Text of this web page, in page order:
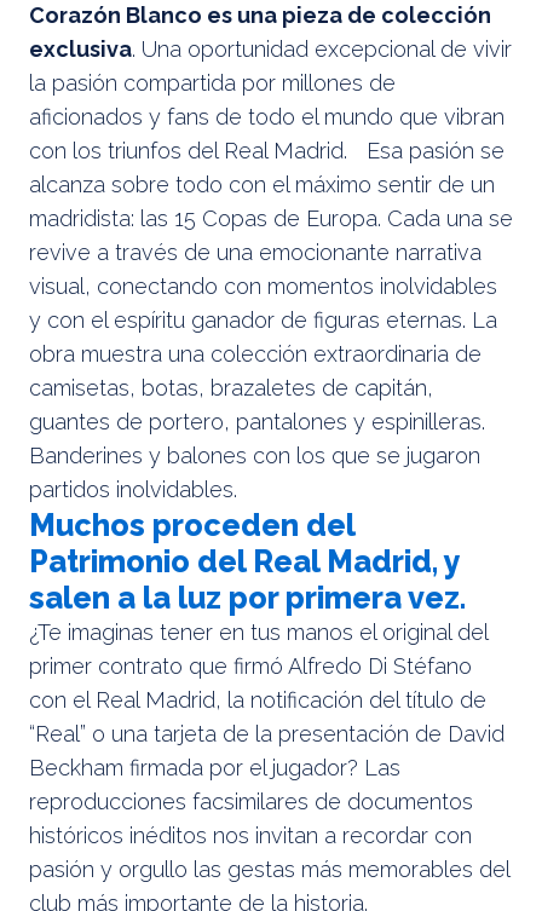
Corazón Blanco es una pieza de colección
exclusiva. Una oportunidad excepcional de vivir
la pasión compartida por millones de
aficionados y fans de todo el mundo que vibran
con los triunfos del Real Madrid. Esa pasión se
alcanza sobre todo con el máximo sentir de un
madridista: las 15 Copas de Europa. Cada una se
revive a través de una emocionante narrativa
visual, conectando con momentos inolvidables
y con el espíritu ganador de figuras eternas. La
obra muestra una colección extraordinaria de
camisetas, botas, brazaletes de capitán,
guantes de portero, pantalones y espinilleras.
Banderines y balones con los que se jugaron
partidos inolvidables.
Muchos proceden del
Patrimonio del Real Madrid, y
salen a la luz por primera vez.
¿Te imaginas tener en tus manos el original del
primer contrato que firmó Alfredo Di Stéfano
con el Real Madrid, la notificación del título de
“Real” o una tarjeta de la presentación de David
Beckham firmada por el jugador? Las
reproducciones facsimilares de documentos
históricos inéditos nos invitan a recordar con
pasión y orgullo las gestas más memorables del
club más importante de la historia.